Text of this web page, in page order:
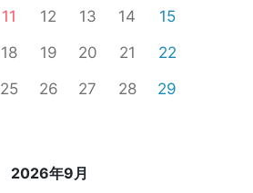
11 12 13 14
15
18 19 20 21
22
25 26 27 28
29
2026年9月